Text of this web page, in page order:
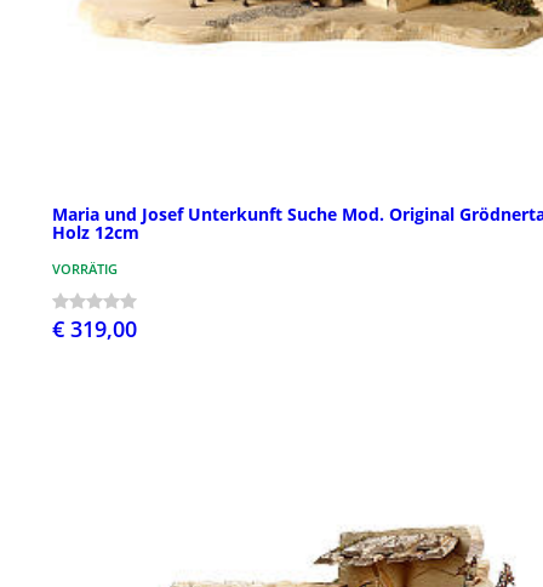
Maria und Josef Unterkunft Suche Mod. Original
Holz 12cm
VORRÄTIG
€ 319,00